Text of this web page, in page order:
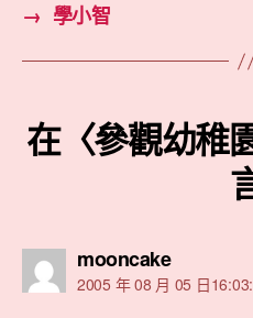
→ 學小智
在〈參觀幼稚
mooncake表
示:
2005 年 08 月 05 日